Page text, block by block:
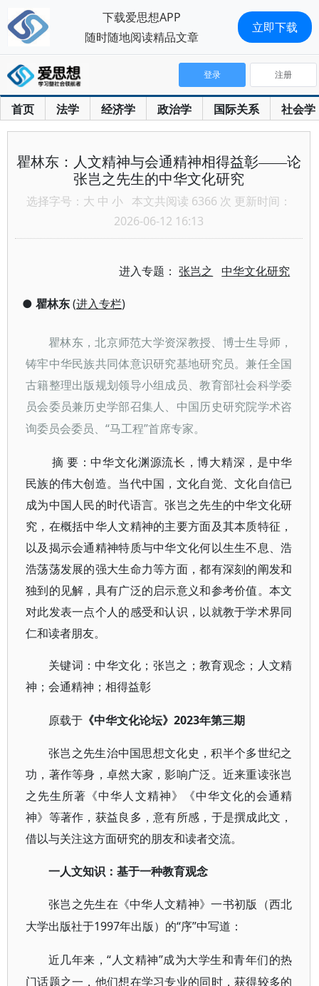
首页 法学 经济学 政治学 国际关系 社会学
登录 注册
瞿林东：人文精神与会通精神相得益彰——论
张岂之先生的中华文化研究
选择字号： 大 中 小 本文共阅读 6366 次 更新时间：
2026-06-12 16:13
进入专题：张岂之 中华文化研究
● 瞿林东(进入专栏)
瞿林东，北京师范大学资深教授、博士生导师，
铸牢中华民族共同体意识研究基地研究员。兼任全国
古籍整理出版规划领导小组成员、教育部社会科学委
员会委员兼历史学部召集人、中国历史研究院学术咨
询委员会委员、 “马工程”首席专家。
摘 要：中华文化渊源流长，博大精深，是中华
民族的伟大创造。当代中国，文化自觉、文化自信已
成为中国人民的时代语言。张岂之先生的中华文化研
究，在概括中华人文精神的主要方面及其本质特征，
以及揭示会通精神特质与中华文化何以生生不息、浩
浩荡荡发展的强大生命力等方面，都有深刻的阐发和
独到的见解，具有广泛的启示意义和参考价值。本文
对此发表一点个人的感受和认识，以就教于学术界同
仁和读者朋友。
关键词：中华文化；张岂之；教育观念；人文精
神；会通精神；相得益彰
原载于 《中华文化论坛》 2023年第三期
张岂之先生治中国思想文化史，积半个多世纪之
功，著作等身，卓然大家，影响广泛。近来重读张岂
之先生所著《中华人文精神》《中华文化的会通精
神》等著作，获益良多，意有所感，于是撰成此文，
借以与关注这方面研究的朋友和读者交流。
一人文知识：基于一种教育观念
张岂之先生在《中华人文精神》一书初版（西北
大学出版社于1997年出版）的“序”中写道：
近几年来，“人文精神”成为大学生和青年们的热
门话题之一，他们想在学习专业的同时，获得较多的
下载爱思想APP
随时随地阅读精品文章
立即下载